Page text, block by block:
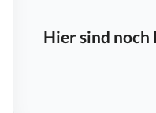
Hier sind noch